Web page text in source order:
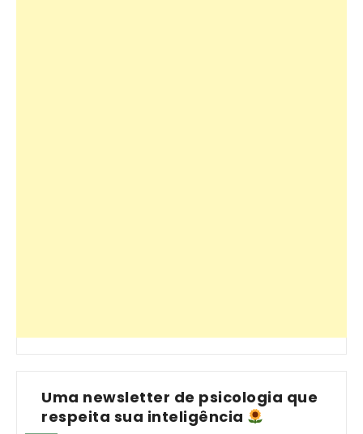
Uma newsletter de psicologia que
respeita sua inteligência